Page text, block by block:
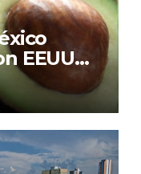
EEUU